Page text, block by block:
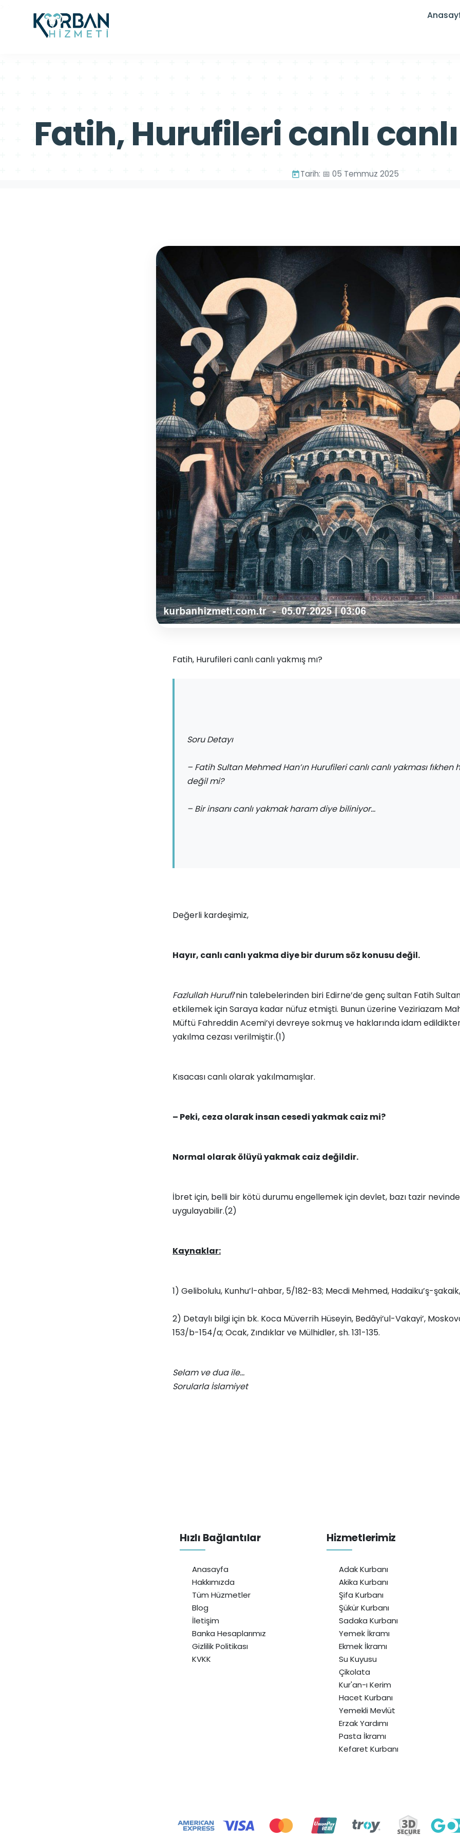
Fatih, Hurufileri canlı
Tarih: 📅 05 Temmuz 2025
Fatih, Hurufileri canlı canlı yakmış mı?
Soru Detayı
– Fatih Sultan Mehmed Han’ın Hurufileri canlı canlı yakması fıkhen
değil mi?
– Bir insanı canlı yakmak haram diye biliniyor…
Değerli kardeşimiz,
Hayır, canlı canlı yakma diye bir durum söz konusu değil.
Fazlullah Hurufi’nin talebelerinden biri Edirne’de genç sultan Fatih
etkilemek için Saraya kadar nüfuz etmişti. Bunun üzerine Veziriazam
Müftü Fahreddin Acemi’yi devreye sokmuş ve haklarında idam
yakılma cezası verilmiştir.(1)
Kısacası canlı olarak yakılmamışlar.
– Peki, ceza olarak insan cesedi yakmak caiz mi?
Normal olarak ölüyü yakmak caiz değildir.
İbret için, belli bir kötü durumu engellemek için devlet, bazı tazir
uygulayabilir.(2)
Kaynaklar:
1) Gelibolulu, Kunhu’l-ahbar, 5/182-83; Mecdi Mehmed, Hadaiku’ş-
2) Detaylı bilgi için bk. Koca Müverrih Hüseyin, Bedâyi’ul-Vakayi’,
153/b-154/a; Ocak, Zındıklar ve Mülhidler, sh. 131-135.
Selam ve dua ile…
Sorularla İslamiyet
Hızlı Bağlantılar
Anasayfa
Hakkımızda
Tüm Hüzmetler
Blog
İletişim
Banka Hesaplarımız
Gizlilik Politikası
KVKK
Hizmetlerimiz
Adak Kurbanı
Akika Kurbanı
Şifa Kurbanı
Şükür Kurbanı
Sadaka Kurbanı
Yemek İkramı
Ekmek İkramı
Su Kuyusu
Çikolata
Kur'an-ı Kerim
Hacet Kurbanı
Yemekli Mevlüt
Erzak Yardımı
Pasta İkramı
Kefaret Kurbanı